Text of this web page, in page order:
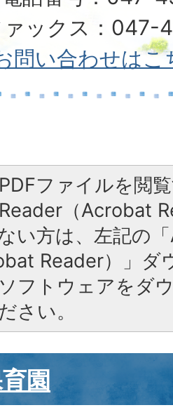
ァックス：047-
問い合わせはこ
PDFファイルを閲
Reader（Acrobat
い方は、左記の
Reader）」ダ
フトウェアをダ
さい。
園